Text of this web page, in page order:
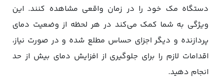
دستگاه مک خود را در زمان واقعی مشاهده کنند. این
ویژگی به شما کمک می‌کند در هر لحظه از وضعیت دمای
پردازنده و دیگر اجزای حساس مطلع شده و در صورت نیاز،
اقدامات لازم را برای جلوگیری از افزایش دمای بیش از حد
انجام دهید.